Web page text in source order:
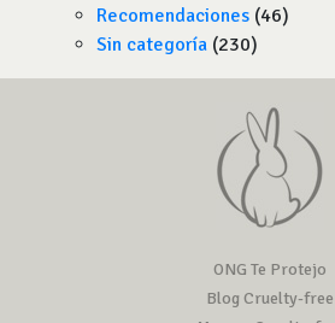
Recomendaciones (46)
Sin categoría (230)
ONG Te Protejo
Blog Cruelty-free